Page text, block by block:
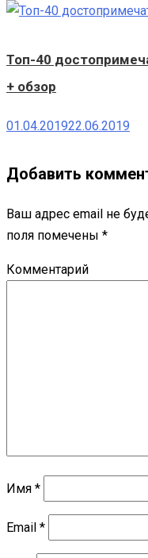
Топ-40
+ обзор
01.04.201922.06.2019
Добавить
Ваш адрес email не
поля помечены *
Комментарий
Имя *
Email *